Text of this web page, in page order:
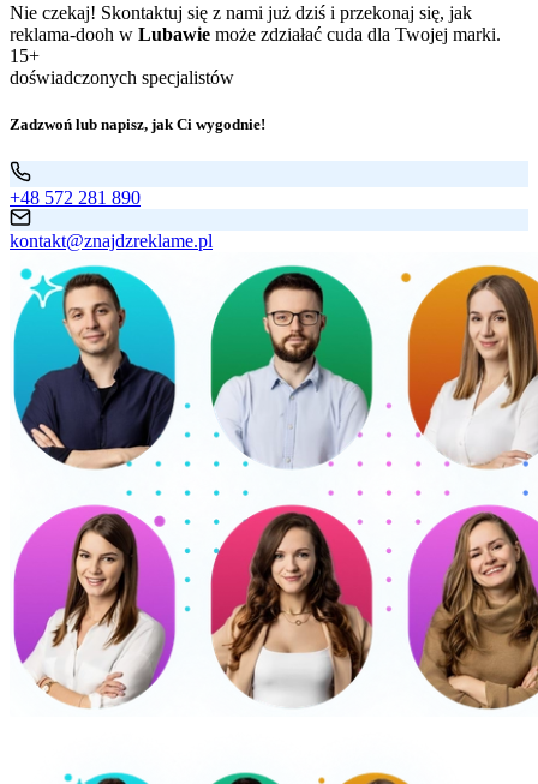
Nie czekaj! Skontaktuj się z nami już dziś i przekonaj się, jak
reklama-dooh w Lubawie może zdziałać cuda dla Twojej marki.
15+
doświadczonych specjalistów
Zadzwoń lub napisz, jak Ci wygodnie!
+48 572 281 890
kontakt@znajdzreklame.pl